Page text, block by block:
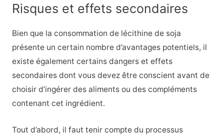
Risques et effets secondaires
Bien que la consommation de lécithine de soja
présente un certain nombre d’avantages potentiels, il
existe également certains dangers et effets
secondaires dont vous devez être conscient avant de
choisir d’ingérer des aliments ou des compléments
contenant cet ingrédient.
Tout d’abord, il faut tenir compte du processus